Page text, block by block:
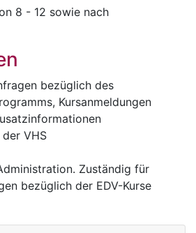
8 - 12 sowie nach
bezüglich des
Kursanmeldungen
VHS
Zuständig für
bezüglich der EDV-Kurse